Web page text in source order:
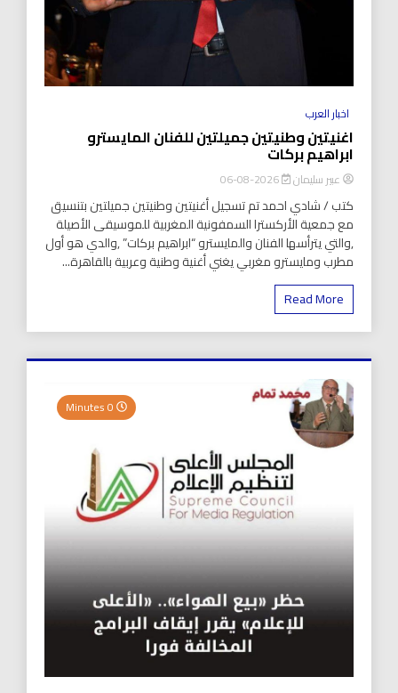
اخبار العرب
اغنيتين وطنيتين جميلتين للفنان المايسترو
ابراهيم بركات
عبير سليمان 2026-08-06
كتب / شادي احمد تم تسجيل أغنيتين وطنيتين جميلتين بتنسيق
مع جمعية الأركسترا السمفونية المغربية للموسيقى الأصيلة
,والتي يترأسها الفنان والمايسترو “ابراهيم بركات” ,والدي هو أول
مطرب ومايسترو مغربي يغني أغنية وطنية وعربية بالقاهرة...
Read More